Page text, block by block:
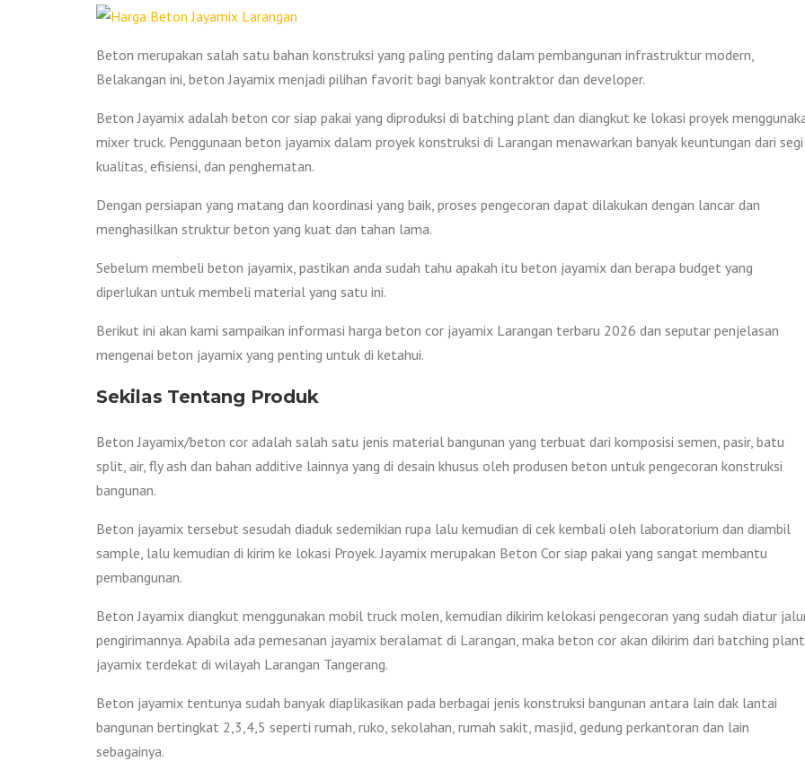
Beton merupakan salah satu bahan konstruksi yang paling penting dalam pembangunan infrastruktur modern,
Belakangan ini, beton Jayamix menjadi pilihan favorit bagi banyak kontraktor dan developer.
Beton Jayamix adalah beton cor siap pakai yang diproduksi di batching plant dan diangkut ke lokasi proyek
mixer truck. Penggunaan beton jayamix dalam proyek konstruksi di Larangan menawarkan banyak keuntungan dari segi
kualitas, efisiensi, dan penghematan.
Dengan persiapan yang matang dan koordinasi yang baik, proses pengecoran dapat dilakukan dengan lancar dan
menghasilkan struktur beton yang kuat dan tahan lama.
Sebelum membeli beton jayamix, pastikan anda sudah tahu apakah itu beton jayamix dan berapa budget yang
diperlukan untuk membeli material yang satu ini.
Berikut ini akan kami sampaikan informasi harga beton cor jayamix Larangan terbaru 2026 dan seputar penjelasan
mengenai beton jayamix yang penting untuk di ketahui.
Sekilas Tentang Produk
Beton Jayamix/beton cor adalah salah satu jenis material bangunan yang terbuat dari komposisi semen, pasir, batu
split, air, fly ash dan bahan additive lainnya yang di desain khusus oleh produsen beton untuk pengecoran konstruksi
bangunan.
Beton jayamix tersebut sesudah diaduk sedemikian rupa lalu kemudian di cek kembali oleh laboratorium dan diambil
sample, lalu kemudian di kirim ke lokasi Proyek. Jayamix merupakan Beton Cor siap pakai yang sangat membantu
pembangunan.
Beton Jayamix diangkut menggunakan mobil truck molen, kemudian dikirim kelokasi pengecoran yang sudah diatur
pengirimannya. Apabila ada pemesanan jayamix beralamat di Larangan, maka beton cor akan dikirim dari batching plant
jayamix terdekat di wilayah Larangan Tangerang.
Beton jayamix tentunya sudah banyak diaplikasikan pada berbagai jenis konstruksi bangunan antara lain dak lantai
bangunan bertingkat 2,3,4,5 seperti rumah, ruko, sekolahan, rumah sakit, masjid, gedung perkantoran dan lain
sebagainya.